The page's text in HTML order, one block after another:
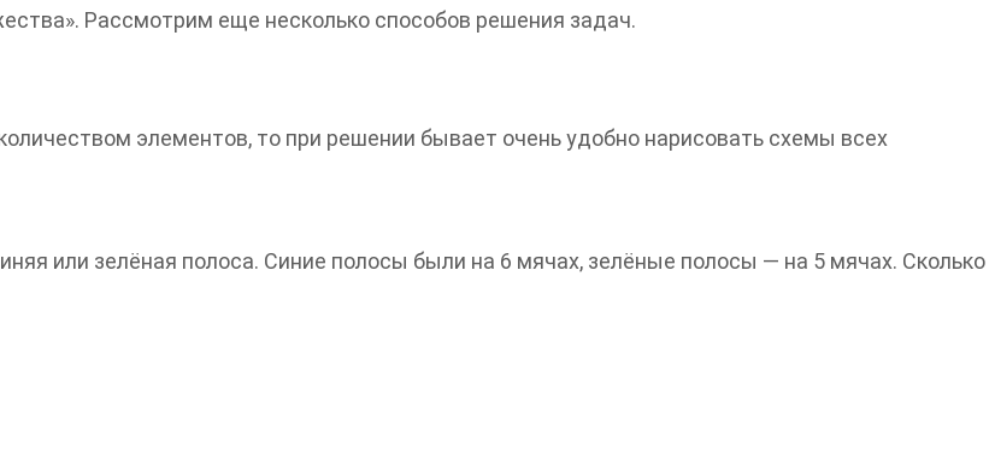
Рассмотрим еще несколько способов решения задач.
элементов, то при решении бывает очень удобно нарисовать схемы всех
или зелёная полоса. Синие полосы были на 6 мячах, зелёные полосы — на 5 мячах. Сколько